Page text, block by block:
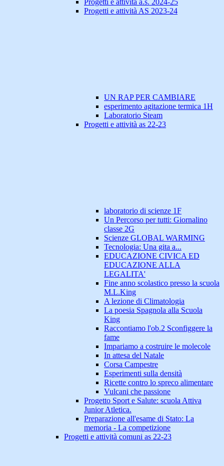
Progetti e attività a.s. 2024-25
Progetti e attività AS 2023-24
UN RAP PER CAMBIARE
esperimento agitazione termica 1H
Laboratorio Steam
Progetti e attività as 22-23
laboratorio di scienze 1F
Un Percorso per tutti: Giornalino
classe 2G
Scienze GLOBAL WARMING
Tecnologia: Una gita a...
EDUCAZIONE CIVICA ED
EDUCAZIONE ALLA
LEGALITA'
Fine anno scolastico presso la scuola
M.L.King
A lezione di Climatologia
La poesia Spagnola alla Scuola
King
Raccontiamo l'ob.2 Sconfiggere la
fame
Impariamo a costruire le molecole
In attesa del Natale
Corsa Campestre
Esperimenti sulla densità
Ricette contro lo spreco alimentare
Vulcani che passione
Progetto Sport e Salute: scuola Attiva
Junior Atletica.
Preparazione all'esame di Stato: La
memoria - La competizione
Progetti e attività comuni as 22-23